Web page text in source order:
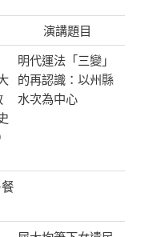
演講題目
明代運法「三變」
的再認識：以州縣
水次為中心